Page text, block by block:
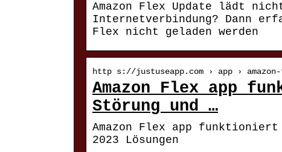
Amazon Flex Update lädt
Internetverbindung? Dann
Flex nicht geladen werden
http s://justuseapp.com › app ›
Amazon Flex app
Störung und …
Amazon Flex app
2023 Lösungen